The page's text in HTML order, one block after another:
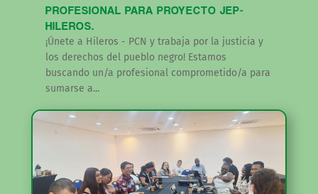
PROFESIONAL PARA PROYECTO JEP-
HILEROS.
¡Únete a Hileros - PCN y trabaja por la justicia y
los derechos del pueblo negro! Estamos
buscando un/a profesional comprometido/a para
sumarse a...